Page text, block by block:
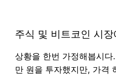
주식 및 비트코인 시
상황을 한번 가정해봅시
만 원을 투자했지만, 가격